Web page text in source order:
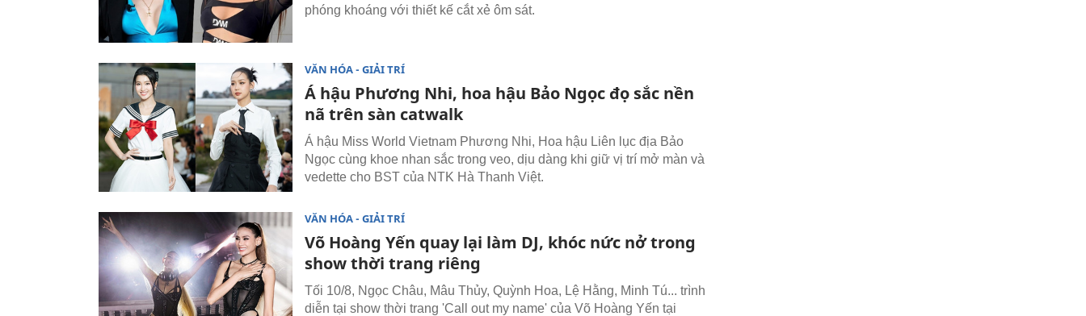
phóng khoáng với thiết kế cắt xẻ ôm sát.
VĂN HÓA - GIẢI TRÍ
Á hậu Phương Nhi, hoa hậu Bảo Ngọc đọ sắc nền
nã trên sàn catwalk
Á hậu Miss World Vietnam Phương Nhi, Hoa hậu Liên lục địa Bảo
Ngọc cùng khoe nhan sắc trong veo, dịu dàng khi giữ vị trí mở màn và
vedette cho BST của NTK Hà Thanh Việt.
VĂN HÓA - GIẢI TRÍ
Võ Hoàng Yến quay lại làm DJ, khóc nức nở trong
show thời trang riêng
Tối 10/8, Ngọc Châu, Mâu Thủy, Quỳnh Hoa, Lệ Hằng, Minh Tú... trình
diễn tại show thời trang 'Call out my name' của Võ Hoàng Yến tại